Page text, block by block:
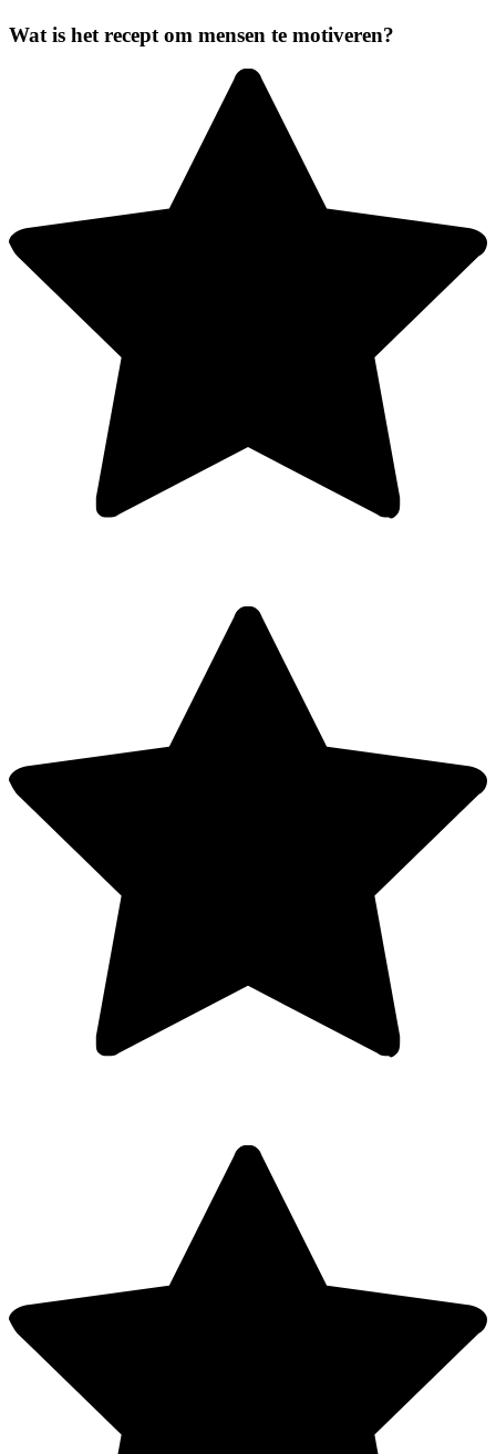
Wat is het recept om mensen te motiveren?